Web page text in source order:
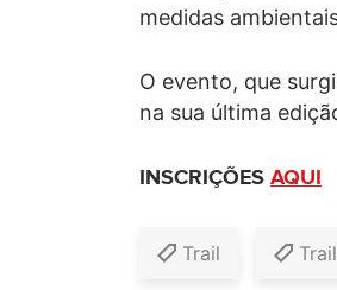
medidas
O evento, que
na sua última
INSCRIÇÕES AQUI
Trail